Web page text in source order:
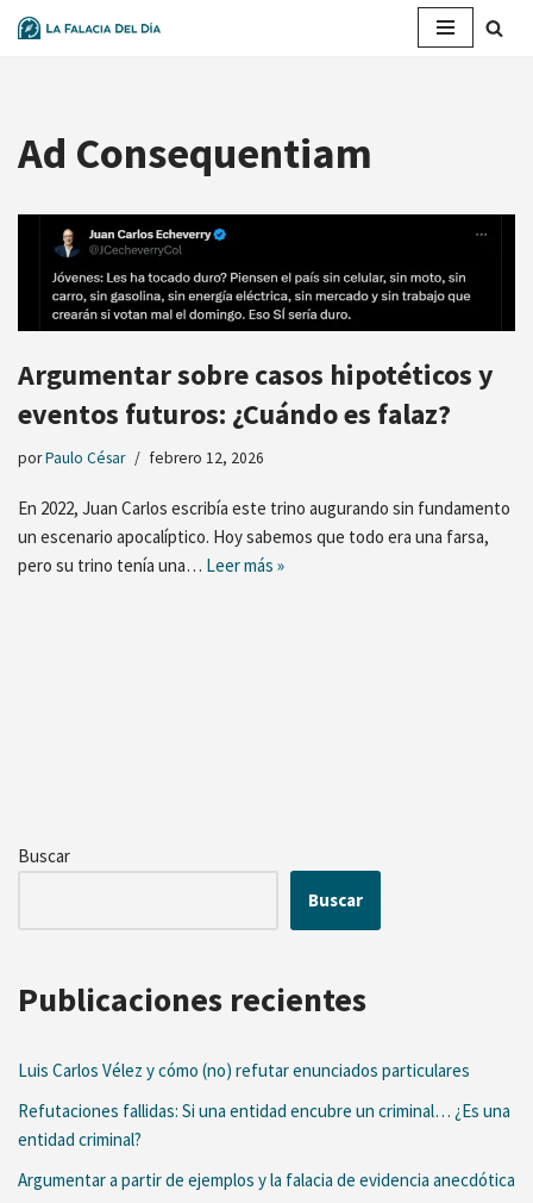
Ad Consequentiam
Argumentar sobre casos hipotéticos y
eventos futuros: ¿Cuándo es falaz?
porPaulo César febrero 12, 2026
En 2022, Juan Carlos escribía este trino augurando sin fundamento
un escenario apocalíptico. Hoy sabemos que todo era una farsa,
pero su trino tenía una… Leer más »
Buscar
Buscar
Publicaciones recientes
Luis Carlos Vélez y cómo (no) refutar enunciados particulares
Refutaciones fallidas: Si una entidad encubre un criminal… ¿Es una
entidad criminal?
Argumentar a partir de ejemplos y la falacia de evidencia anecdótica